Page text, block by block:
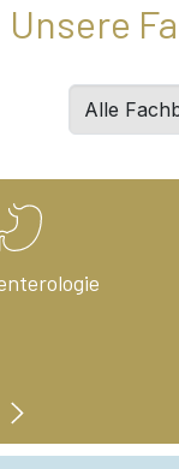
Unsere